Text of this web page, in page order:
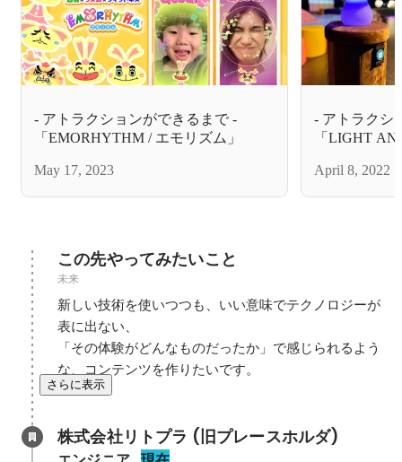
- アトラクションができるまで -
「EMORHYTHM / エモリズム」
May 17, 2023
- アトラクシ
「LIGHT
April 8, 2022
この先やってみたいこと
未来
新しい技術を使いつつも、いい意味でテクノロジーが
表に出ない、
「その体験がどんなものだったか」で感じられるよう
な、コンテンツを作りたいです。
さらに表示
株式会社リトプラ (旧プレースホルダ)